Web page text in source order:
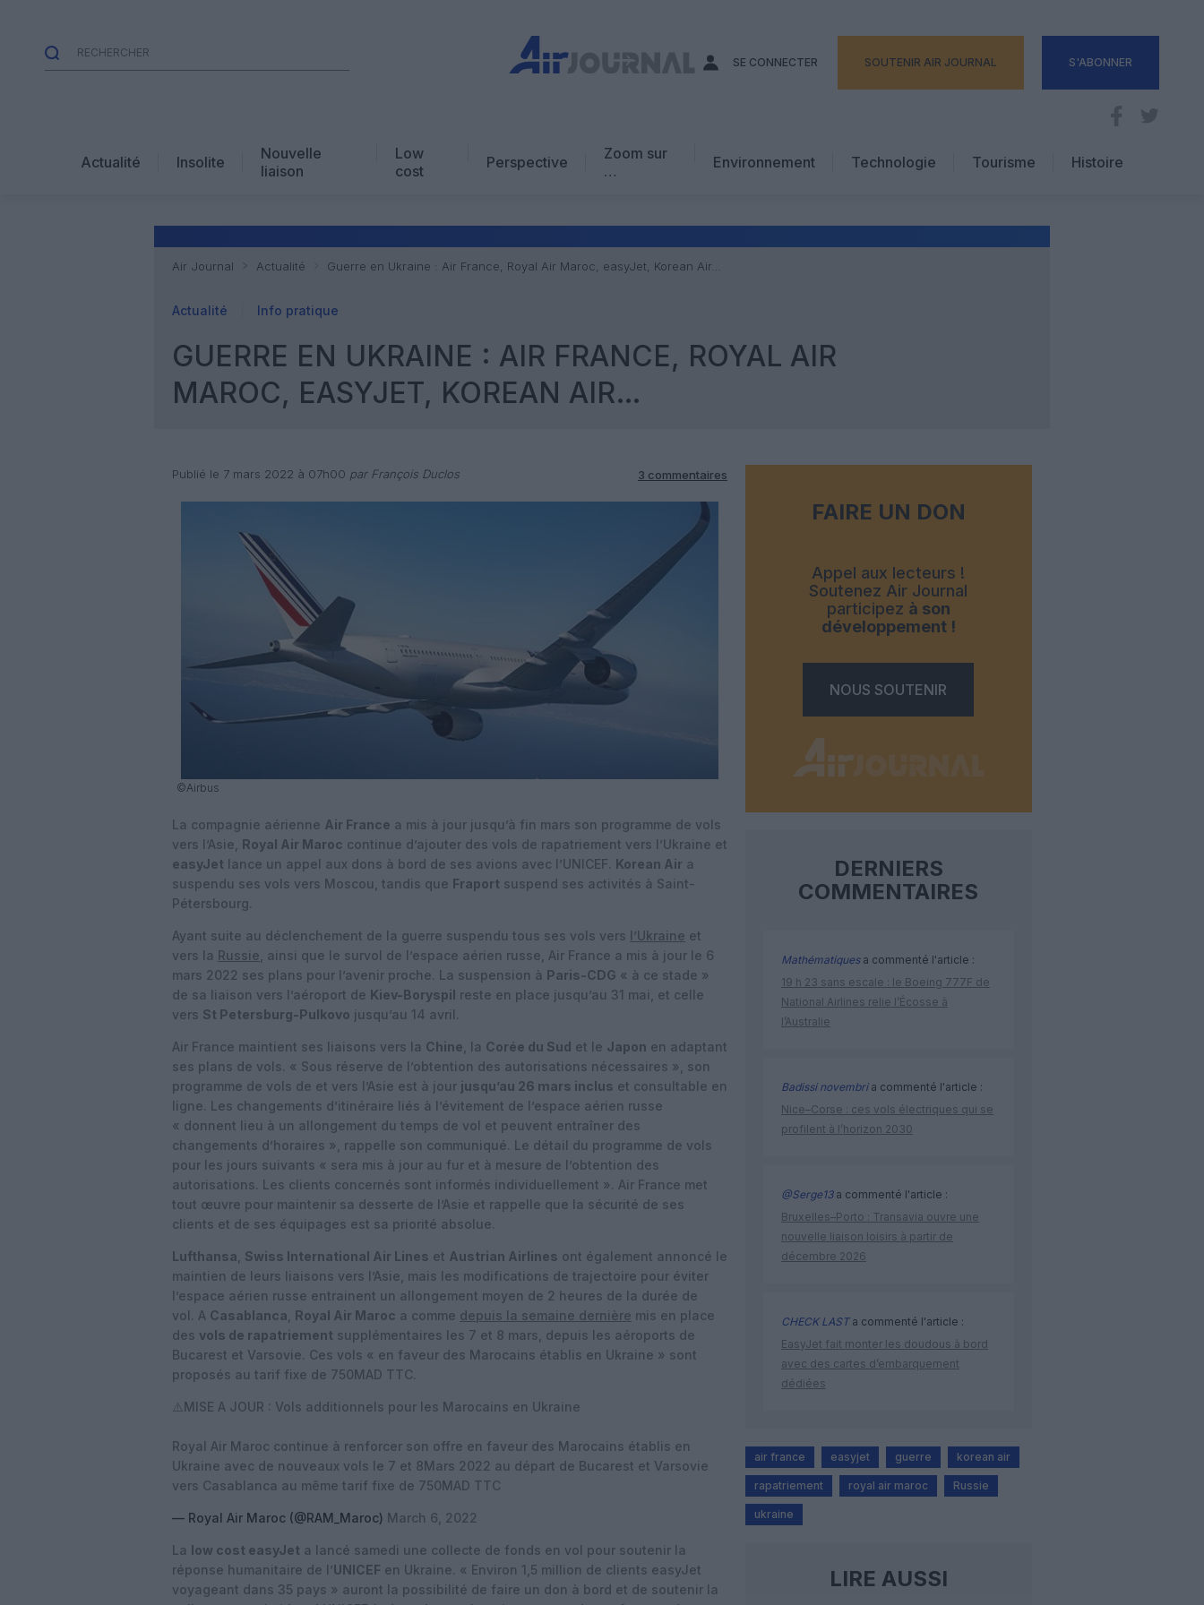
SE CONNECTER SOUTENIR AIR JOURNAL S'ABONNER
Actualité Insolite
Nouvelle
liaison
Low
cost
Perspective
Zoom sur
…
Avis d’expert
Environnement Technologie
Tourisme
Hôtellerie
Histoire
Air Journal Actualité Guerre en Ukraine : Air France, Royal Air Maroc, easyJet, Korean Air…
Actualité Info pratique
GUERRE EN UKRAINE : AIR FRANCE, ROYAL AIR
MAROC, EASYJET, KOREAN AIR…
Publié le 7 mars 2022 à 07h00 par François Duclos 3 commentaires
©Airbus
La compagnie aérienne Air France a mis à jour jusqu’à fin mars son programme de vols
vers l’Asie, Royal Air Maroc continue d’ajouter des vols de rapatriement vers l’Ukraine et
easyJet lance un appel aux dons à bord de ses avions avec l’UNICEF. Korean Air a
suspendu ses vols vers Moscou, tandis que Fraport suspend ses activités à Saint-
Pétersbourg.
Ayant suite au déclenchement de la guerre suspendu tous ses vols vers l’Ukraine et
vers la Russie , ainsi que le survol de l’espace aérien russe, Air France a mis à jour le 6
mars 2022 ses plans pour l’avenir proche. La suspension à Paris-CDG « à ce stade »
de sa liaison vers l’aéroport de Kiev-Boryspil reste en place jusqu’au 31 mai, et celle
vers St Petersburg-Pulkovo jusqu’au 14 avril.
Air France maintient ses liaisons vers la Chine , la Corée du Sud et le Japon en adaptant
ses plans de vols. « Sous réserve de l’obtention des autorisations nécessaires », son
programme de vols de et vers l’Asie est à jour jusqu’au 26 mars inclus et consultable en
ligne. Les changements d’itinéraire liés à l’évitement de l’espace aérien russe
« donnent lieu à un allongement du temps de vol et peuvent entraîner des
changements d’horaires », rappelle son communiqué. Le détail du programme de vols
pour les jours suivants « sera mis à jour au fur et à mesure de l’obtention des
autorisations. Les clients concernés sont informés individuellement ». Air France met
tout œuvre pour maintenir sa desserte de l’Asie et rappelle que la sécurité de ses
clients et de ses équipages est sa priorité absolue.
Lufthansa Swiss International Air Lines et Austrian Airlines ont également annoncé le
maintien de leurs liaisons vers l’Asie, mais les modifications de trajectoire pour éviter
l’espace aérien russe entrainent un allongement moyen de 2 heures de la durée de
vol. A Casablanca Royal Air Maroc a comme depuis la semaine dernière mis en place
des vols de rapatriement supplémentaires les 7 et 8 mars, depuis les aéroports de
Bucarest et Varsovie. Ces vols « en faveur des Marocains établis en Ukraine » sont
proposés au tarif fixe de 750MAD TTC.
⚠️MISE A JOUR : Vols additionnels pour les Marocains en Ukraine
Royal Air Maroc continue à renforcer son offre en faveur des Marocains établis en
Ukraine avec de nouveaux vols le 7 et 8Mars 2022 au départ de Bucarest et Varsovie
vers Casablanca au même tarif fixe de 750MAD TTC
— Royal Air Maroc (@RAM_Maroc) March 6, 2022
La low cost easyJet a lancé samedi une collecte de fonds en vol pour soutenir la
réponse humanitaire de l’UNICEF en Ukraine. « Environ 1,5 million de clients easyJet
voyageant dans 35 pays » auront la possibilité de faire un don à bord et de soutenir la
FAIRE UN DON
Appel aux lecteurs !
Soutenez Air Journal
participez à son
développement !
NOUS SOUTENIR
DERNIERS
COMMENTAIRES
Mathématiquesa commenté l'article :
19 h 23 sans escale : le Boeing 777F de
National Airlines relie l’Écosse à
l’Australie
Badissi novembria commenté l'article :
Nice–Corse : ces vols électriques qui se
profilent à l’horizon 2030
@Serge13a commenté l'article :
Bruxelles–Porto : Transavia ouvre une
nouvelle liaison loisirs à partir de
décembre 2026
CHECK LASTa commenté l'article :
EasyJet fait monter les doudous à bord
avec des cartes d’embarquement
dédiées
air france easyjet guerre korean air
rapatriement royal air maroc Russie
ukraine
LIRE AUSSI